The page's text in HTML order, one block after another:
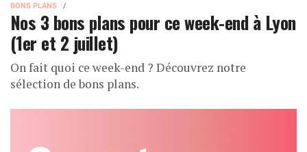
BONS PLANS
Nos 3 bons plans pour ce week-end à Lyon
(1er et 2 juillet)
On fait quoi ce week-end ? Découvrez notre
sélection de bons plans.